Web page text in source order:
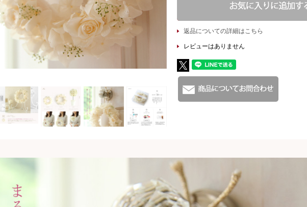
返品についての詳細はこちら
レビューはありません